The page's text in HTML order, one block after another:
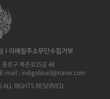
이메일주소무단수집거부
로구 북촌로15길 48
E-mail : indigoblue3@naver.com
RIGHTS RESERVED